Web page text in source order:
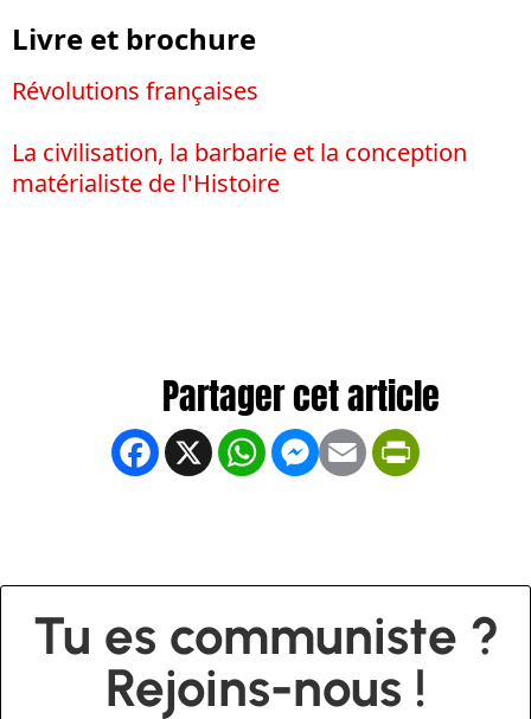
Livre et brochure
Révolutions françaises
La civilisation, la barbarie et la conception
matérialiste de l'Histoire
Facebook
X WhatsApp
Messenger
Email
Tu es communiste ?
Rejoins-nous !